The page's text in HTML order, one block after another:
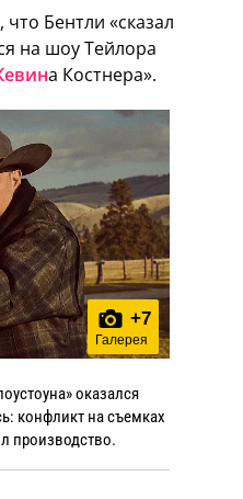
Бентли «сказал
на шоу Тейлора
а Костнера».
+7
Галерея
оказался
конфликт на съемках
производство.